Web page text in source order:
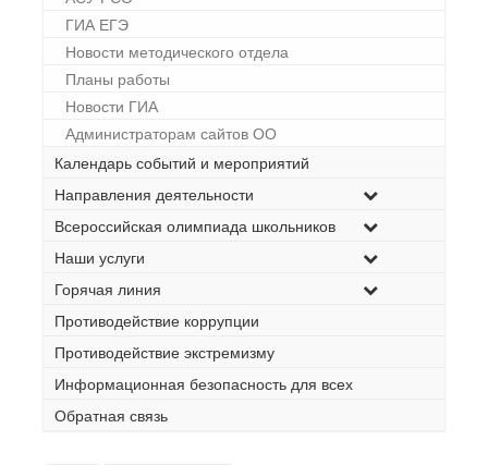
ГИА ЕГЭ
Новости методического отдела
Планы работы
Новости ГИА
Администраторам сайтов ОО
Календарь событий и мероприятий
Направления деятельности
Всероссийская олимпиада школьников
Наши услуги
Горячая линия
Противодействие коррупции
Противодействие экстремизму
Информационная безопасность для всех
Обратная связь